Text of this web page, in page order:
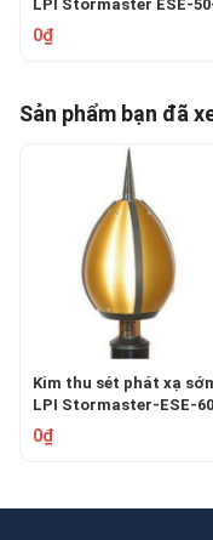
LPI Stormaster ESE-
SS
0₫
Sản phẩm bạn đã
Kim thu sét phát xạ
LPI Stormaster-ESE-60
0₫